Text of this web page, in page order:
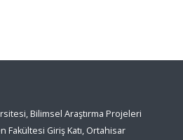
Bilimsel Araştırma Projeleri
Fakültesi Giriş Katı, Ortahisar